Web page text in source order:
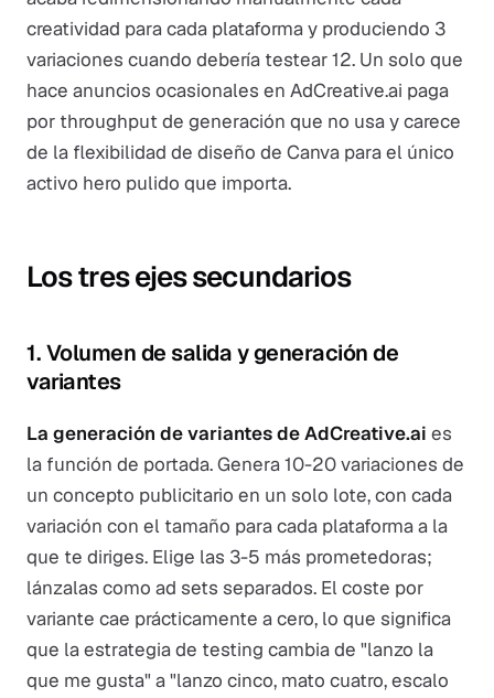
creatividad para cada plataforma y produciendo 3
variaciones cuando debería testear 12. Un solo que
hace anuncios ocasionales en AdCreative.ai paga
por throughput de generación que no usa y carece
de la flexibilidad de diseño de Canva para el único
activo hero pulido que importa.
Los tres ejes secundarios
1. Volumen de salida y generación de
variantes
La generación de variantes de AdCreative.ai es
la función de portada. Genera 10-20 variaciones de
un concepto publicitario en un solo lote, con cada
variación con el tamaño para cada plataforma a la
que te diriges. Elige las 3-5 más prometedoras;
lánzalas como ad sets separados. El coste por
variante cae prácticamente a cero, lo que significa
que la estrategia de testing cambia de "lanzo la
que me gusta" a "lanzo cinco, mato cuatro, escalo